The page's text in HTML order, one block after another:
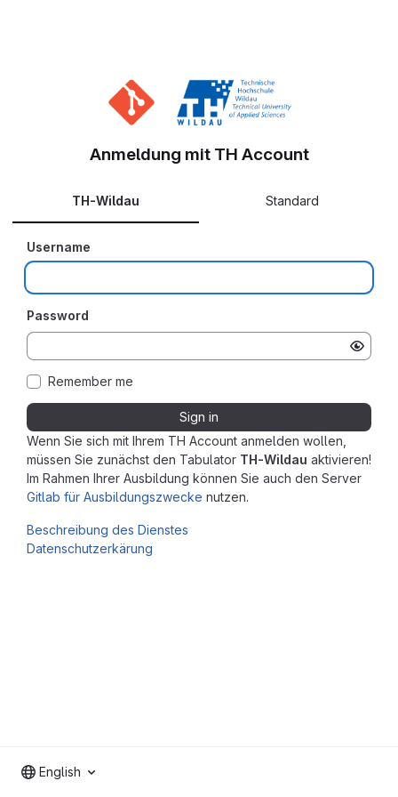
Wenn Sie sich mit Ihrem TH Account anmelden wollen,
müssen Sie zunächst den Tabulator TH-Wildau aktivieren!
Im Rahmen Ihrer Ausbildung können Sie auch den Server
Gitlab für Ausbildungszwecke nutzen.
Beschreibung des Dienstes
Datenschutzerkärung
Anmeldung mit TH Account
TH-Wildau Standard
Username
Password
Remember me
Sign in
English